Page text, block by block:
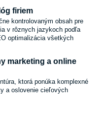
firiem
kontrolovaným obsah pre
v rôznych jazykoch podľa
optimalizácia všetkých
marketing a online
ktorá ponúka komplexné
a oslovenie cieľových